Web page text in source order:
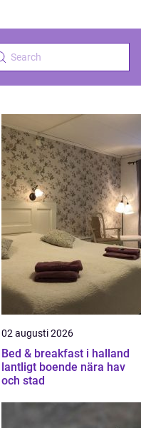
02 augusti 2026
Bed & breakfast i halland
lantligt boende nära hav
och stad